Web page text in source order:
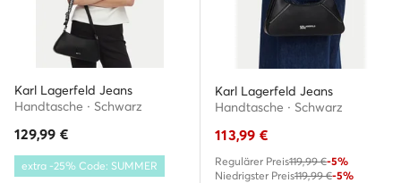
Karl Lagerfeld Jeans
Handtasche · Schwarz
129,99 €
extra -25% Code: SUMMER
Karl Lagerfeld Jeans
Handtasche · Schwarz
113,99 €
Regulärer Preis119,99 €-5%
Niedrigster Preis119,99 €-5%